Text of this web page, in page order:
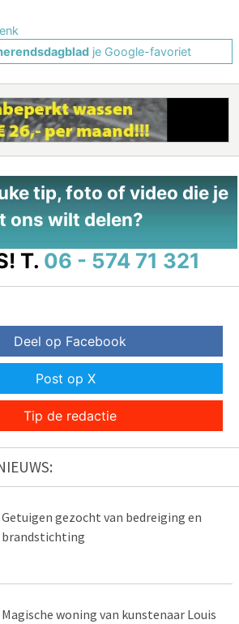
je Google-favoriet
tip, foto of video die je
ons wilt delen?
T. 06 - 574 71 321
Deel op Facebook
Post op X
Tip de redactie
Getuigen gezocht van bedreiging en
brandstichting
Magische woning van kunstenaar Louis